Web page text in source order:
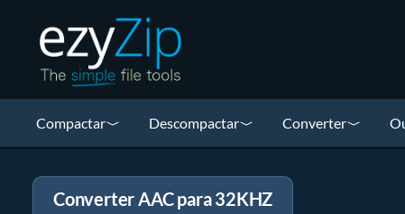
Compactar Descompactar Converter
Converter AAC para 32KHZ